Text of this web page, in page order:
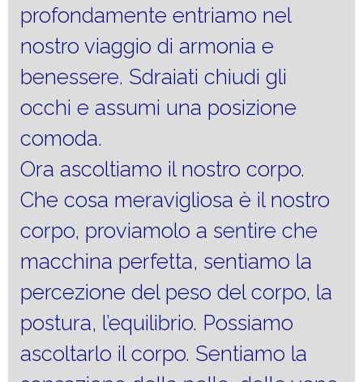
profondamente entriamo nel
nostro viaggio di armonia e
benessere. Sdraiati chiudi gli
occhi e assumi una posizione
comoda.
Ora ascoltiamo il nostro corpo.
Che cosa meravigliosa è il nostro
corpo, proviamolo a sentire che
macchina perfetta, sentiamo la
percezione del peso del corpo, la
postura, l’equilibrio. Possiamo
ascoltarlo il corpo. Sentiamo la